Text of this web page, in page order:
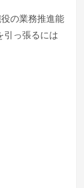
の業務推進能
引っ張るには